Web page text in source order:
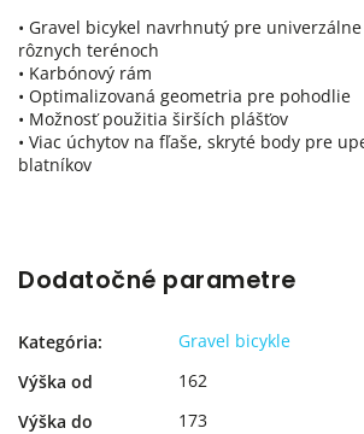
• Gravel bicykel navrhnutý pre
rôznych terénoch
• Karbónový rám
• Optimalizovaná geometria pre pohodlie
• Možnosť použitia širších plášťov
• Viac úchytov na fľaše, skryté body pre
blatníkov
Dodatočné parametre
Kategória:
Gravel bicykle
Výška od
162
Výška do
173